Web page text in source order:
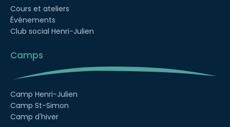
Cours et ateliers
Événements
Club social Henri-Julien
Camps
Camp Henri-Julien
Camp St-Simon
Camp d'hiver